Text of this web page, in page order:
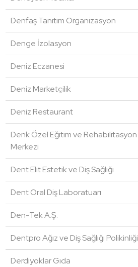
Denfaş Tanıtım Organizasyon
Denge İzolasyon
Deniz Eczanesi
Deniz Marketçilik
Deniz Restaurant
Denk Özel Eğitim ve Rehabilitasyon
Merkezi
Dent Elit Estetik ve Diş Sağlığı
Dent Oral Diş Laboratuarı
Den-Tek A.Ş.
Dentpro Ağız ve Diş Sağlığı Polikinliği
Derdiyoklar Gıda